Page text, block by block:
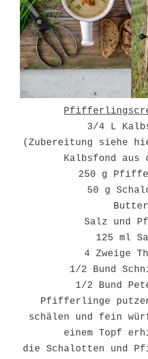
3/4 L
(Zubereitung siehe
Kalbsfond aus
250 g
50 g
Butter
Salz und
125 ml
4 Zweige
1/2 Bund
1/2 Bund
Pfifferlinge
schälen und fein
einem Topf
die Schalotten und